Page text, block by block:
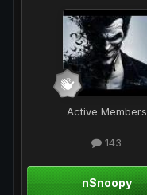
Active Members
143
nSnoopy